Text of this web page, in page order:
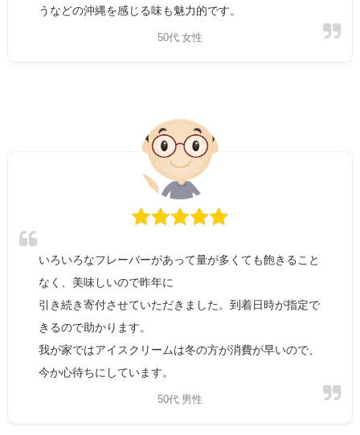
うなどの沖縄を感じる味も魅力的です。
50代 女性
いろいろなフレーバーがあって量が多くても飽きること
なく、美味しいので昨年に
引き続き寄付させていただきました。到着日時が指定で
きるので助かります。
我が家ではアイスクリームは冬の方が消費が早いので、
今か心待ちにしています。
50代 男性